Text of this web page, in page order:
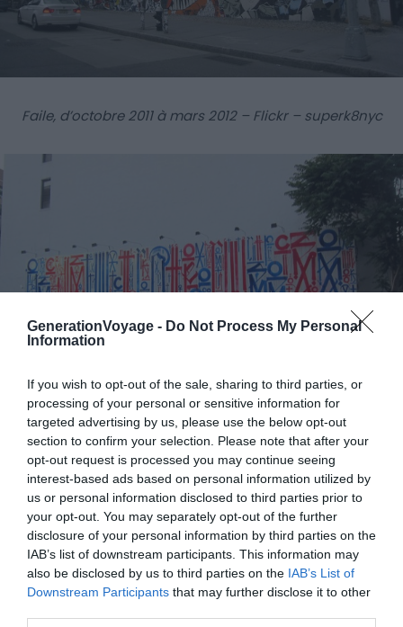
GenerationVoyage - Do Not Process My Personal
Information
If you wish to opt-out of the sale, sharing to third parties, or
processing of your personal or sensitive information for
targeted advertising by us, please use the below opt-out
section to confirm your selection. Please note that after your
opt-out request is processed you may continue seeing
interest-based ads based on personal information utilized by
us or personal information disclosed to third parties prior to
your opt-out. You may separately opt-out of the further
disclosure of your personal information by third parties on the
IAB’s list of downstream participants. This information may
also be disclosed by us to third parties on the IAB’s List of
Downstream Participants that may further disclose it to other
Faile, d’octobre 2011 à mars 2012 – Flickr – superk8nyc
Retna, de mars à juillet 2012 – Flickr – Wally Gobetz